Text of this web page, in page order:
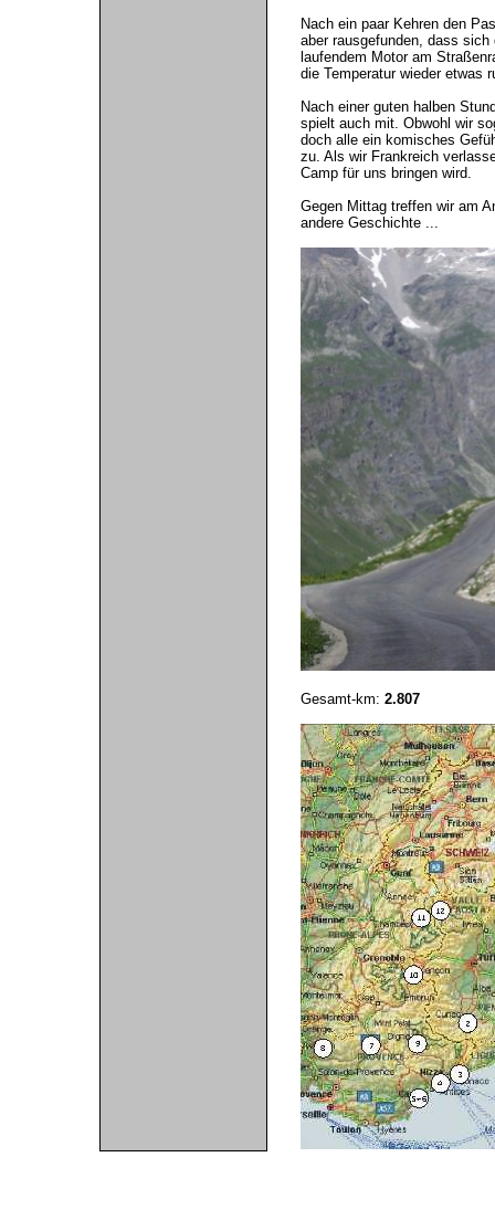
Nach ein paar Kehren den
aber rausgefunden, dass
laufendem Motor am
die Temperatur wieder etwas
Nach einer guten halben
spielt auch mit. Obwohl wir
doch alle ein komisches
zu. Als wir Frankreich
Camp für uns bringen wird.
Gegen Mittag treffen wir am
andere Geschichte ...
Gesamt-km: 2.807